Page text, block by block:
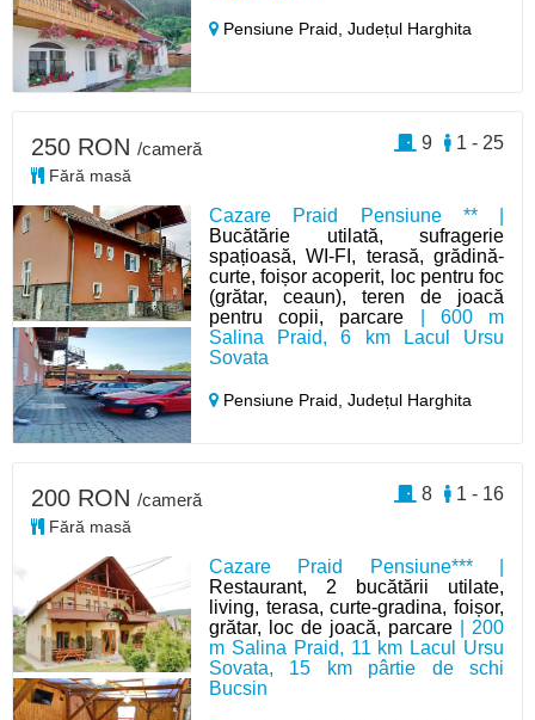
Pensiune Praid,Județul Harghita
Cazare Praid Pensiune ** |
Bucătărie utilată, sufragerie
spațioasă, WI-FI, terasă, grădină-
curte, foișor acoperit, loc pentru foc
(grătar, ceaun), teren de joacă
pentru copii, parcare | 600 m
Salina Praid, 6 km Lacul Ursu
Sovata
Pensiune Praid,Județul Harghita
250 RON /cameră
Fără masă
1 - 25
9
Cazare Praid Pensiune*** |
Restaurant, 2 bucătării utilate,
living, terasa, curte-gradina, foișor,
grătar, loc de joacă, parcare | 200
m Salina Praid, 11 km Lacul Ursu
Sovata, 15 km pârtie de schi
Bucsin
200 RON /cameră
Fără masă
1 - 16
8